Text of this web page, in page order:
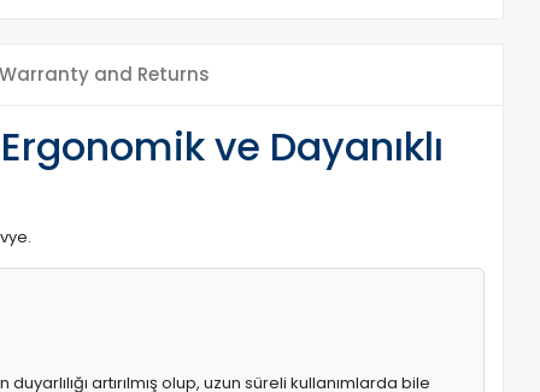
Warranty and Returns
ve Dayanıklı
artırılmış olup, uzun süreli kullanımlarda bile